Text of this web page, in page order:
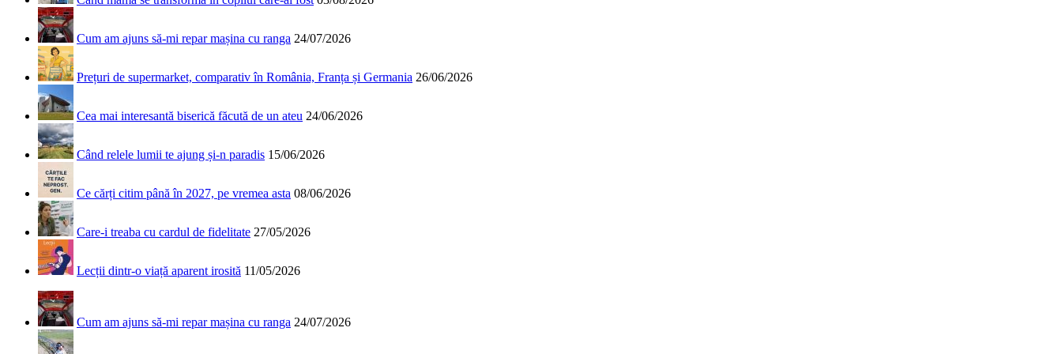
Cum am ajuns să-mi repar mașina cu ranga 24/07/2026
Prețuri de supermarket, comparativ în România, Franța și Germania 26/06/2026
Cea mai interesantă biserică făcută de un ateu 24/06/2026
Când relele lumii te ajung și-n paradis 15/06/2026
Ce cărți citim până în 2027, pe vremea asta 08/06/2026
Care-i treaba cu cardul de fidelitate 27/05/2026
Lecții dintr-o viață aparent irosită 11/05/2026
Cum am ajuns să-mi repar mașina cu ranga 24/07/2026